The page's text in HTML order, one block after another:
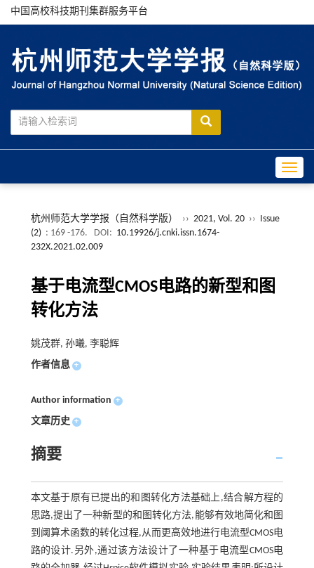
中国高校科技期刊集群服务平台
杭州师范大学学报（自然科学版） ›› 2021, Vol. 20 ›› Issue
(2) : 169 -176. DOI: 10.19926/j.cnki.issn.1674-
232X.2021.02.009
基于电流型CMOS电路的新型和图
转化方法
姚茂群, 孙曦, 李聪辉
作者信息 +
Author information +
文章历史 +
摘要
本文基于原有已提出的和图转化方法基础上,结合解方程的
思路,提出了一种新型的和图转化方法,能够有效地简化和图
到阈算术函数的转化过程,从而更高效地进行电流型CMOS电
路的设计.另外,通过该方法设计了一种基于电流型CMOS电